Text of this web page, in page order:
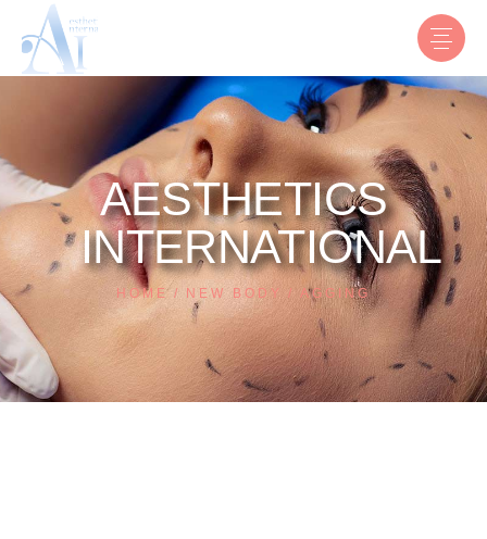
AESTHETICS
INTERNATIONAL
HOME NEW BODY AGGING